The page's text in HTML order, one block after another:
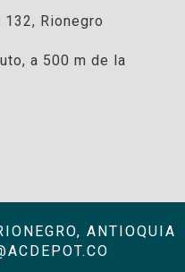
132, Rionegro
a 500 m de la
ANTIOQUIA